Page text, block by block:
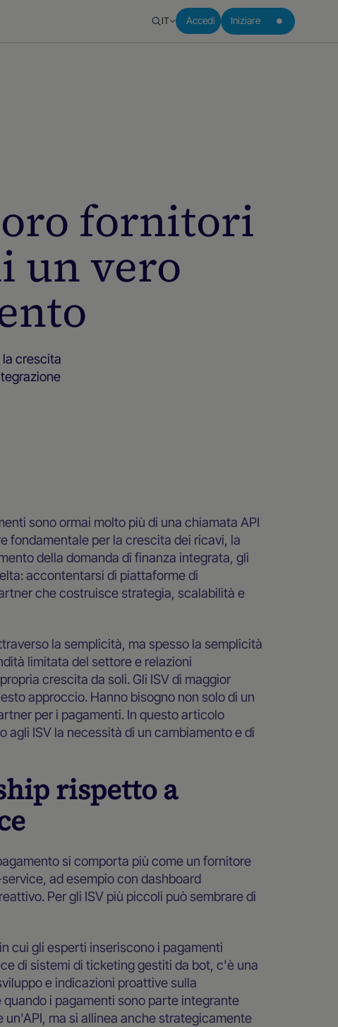
IT Accedi Iniziare
fornitori
un vero
crescita
sono ormai molto più di una chiamata API
fondamentale per la crescita dei ricavi, la
della domanda di finanza integrata, gli
accontentarsi di piattaforme di
che costruisce strategia, scalabilità e
la semplicità, ma spesso la semplicità
limitata del settore e relazioni
crescita da soli. Gli ISV di maggior
approccio. Hanno bisogno non solo di un
per i pagamenti. In questo articolo
ISV la necessità di un cambiamento e di
rispetto a
si comporta più come un fornitore
ad esempio con dashboard
Per gli ISV più piccoli può sembrare di
cui gli esperti inseriscono i pagamenti
di sistemi di ticketing gestiti da bot, c'è una
e indicazioni proattive sulla
i pagamenti sono parte integrante
ma si allinea anche strategicamente